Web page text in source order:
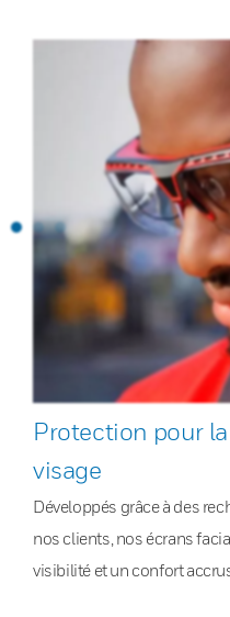
Protection pour
visage
Développés grâce à des
nos clients, nos écrans
visibilité et un confort